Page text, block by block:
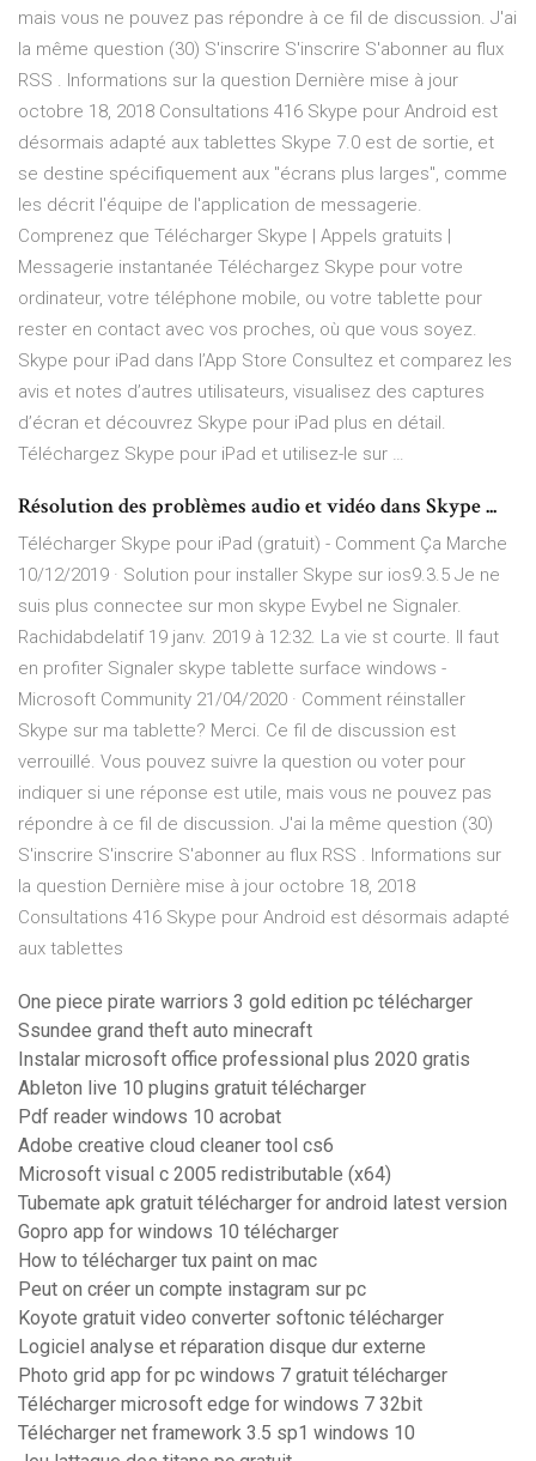
mais vous ne pouvez pas répondre à ce fil de discussion. J'ai
la même question (30) S'inscrire S'inscrire S'abonner au flux
RSS . Informations sur la question Dernière mise à jour
octobre 18, 2018 Consultations 416 Skype pour Android est
désormais adapté aux tablettes Skype 7.0 est de sortie, et
se destine spécifiquement aux "écrans plus larges", comme
les décrit l'équipe de l'application de messagerie.
Comprenez que Télécharger Skype | Appels gratuits |
Messagerie instantanée Téléchargez Skype pour votre
ordinateur, votre téléphone mobile, ou votre tablette pour
rester en contact avec vos proches, où que vous soyez.
‎Skype pour iPad dans l’App Store ‎Consultez et comparez les
avis et notes d’autres utilisateurs, visualisez des captures
d’écran et découvrez Skype pour iPad plus en détail.
Téléchargez Skype pour iPad et utilisez-le sur …
Résolution des problèmes audio et vidéo dans Skype ...
Télécharger Skype pour iPad (gratuit) - Comment Ça Marche
10/12/2019 · Solution pour installer Skype sur ios9.3.5 Je ne
suis plus connectee sur mon skype Evybel ne Signaler.
Rachidabdelatif 19 janv. 2019 à 12:32. La vie st courte. Il faut
en profiter Signaler skype tablette surface windows -
Microsoft Community 21/04/2020 · Comment réinstaller
Skype sur ma tablette? Merci. Ce fil de discussion est
verrouillé. Vous pouvez suivre la question ou voter pour
indiquer si une réponse est utile, mais vous ne pouvez pas
répondre à ce fil de discussion. J'ai la même question (30)
S'inscrire S'inscrire S'abonner au flux RSS . Informations sur
la question Dernière mise à jour octobre 18, 2018
Consultations 416 Skype pour Android est désormais adapté
aux tablettes
One piece pirate warriors 3 gold edition pc télécharger
Ssundee grand theft auto minecraft
Instalar microsoft office professional plus 2020 gratis
Ableton live 10 plugins gratuit télécharger
Pdf reader windows 10 acrobat
Adobe creative cloud cleaner tool cs6
Microsoft visual c 2005 redistributable (x64)
Tubemate apk gratuit télécharger for android latest version
Gopro app for windows 10 télécharger
How to télécharger tux paint on mac
Peut on créer un compte instagram sur pc
Koyote gratuit video converter softonic télécharger
Logiciel analyse et réparation disque dur externe
Photo grid app for pc windows 7 gratuit télécharger
Télécharger microsoft edge for windows 7 32bit
Télécharger net framework 3.5 sp1 windows 10